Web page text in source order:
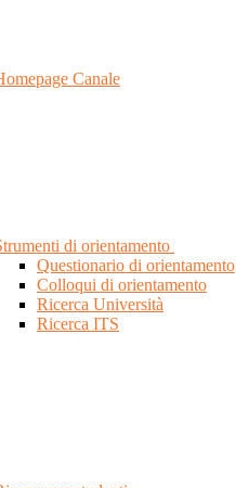
Canale
di orientamento
Questionario di orientamento
Colloqui di orientamento
Ricerca Università
Ricerca ITS